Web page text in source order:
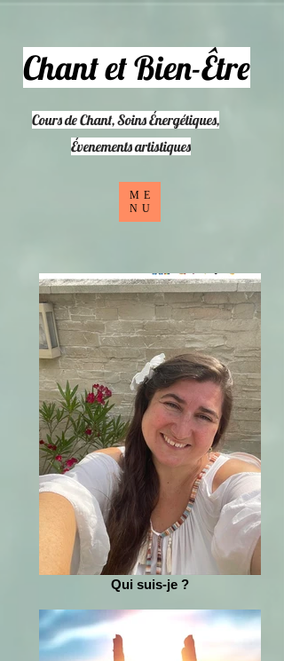
Chant et Bien-Être
Cours de Chant, Soins Énergétiques,
​Évenements artistiques
Qui suis-je ?
ME
NU